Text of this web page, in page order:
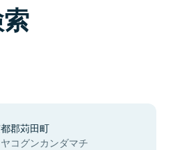
郡苅田町
ヤコグンカンダマチ